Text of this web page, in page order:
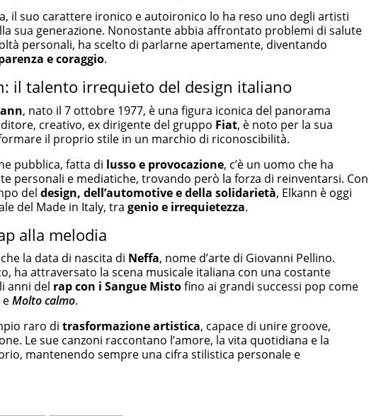
il suo carattere ironico e autoironico lo ha reso uno degli artisti
sua generazione. Nonostante abbia affrontato problemi di salute
personali, ha scelto di parlarne apertamente, diventando
e coraggio.
il talento irrequieto del design italiano
, nato il 7 ottobre 1977, è una figura iconica del panorama
creativo, ex dirigente del gruppo Fiat, è noto per la sua
il proprio stile in un marchio di riconoscibilità.
pubblica, fatta di lusso e provocazione, c’è un uomo che ha
personali e mediatiche, trovando però la forza di reinventarsi. Con
del design, dell’automotive e della solidarietà, Elkann è oggi
del Made in Italy, tra genio e irrequietezza.
alla melodia
la data di nascita di Neffa, nome d’arte di Giovanni Pellino.
ha attraversato la scena musicale italiana con una costante
anni del rap con i Sangue Mistofino ai grandi successi pop come
eMolto calmo.
raro di trasformazione artistica, capace di unire groove,
Le sue canzoni raccontano l’amore, la vita quotidiana e la
mantenendo sempre una cifra stilistica personale e